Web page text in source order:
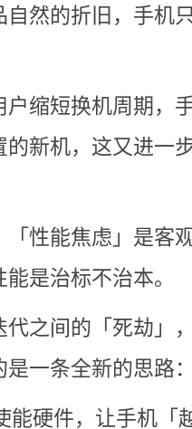
自然的折旧，手机
缩短换机周期，
新机，这又进一
「性能焦虑」是客
是治标不治本。
之间的「死劫」
是一条全新的思路
能硬件，让手机「